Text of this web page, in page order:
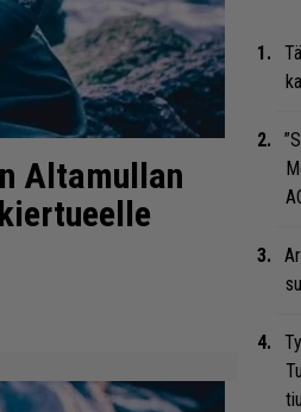
Altamullan